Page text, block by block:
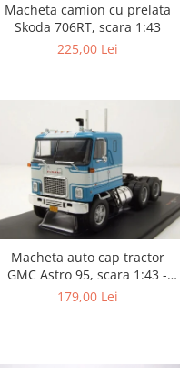
Macheta camion cu prelata
Skoda 706RT, scara 1:43
225,00 Lei
Macheta auto cap tractor
GMC Astro 95, scara 1:43 -
Copie
179,00 Lei